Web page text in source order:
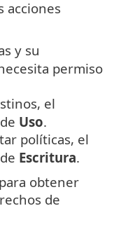
acciones
y su
permiso
el
Uso.
políticas, el
Escritura.
para obtener
de